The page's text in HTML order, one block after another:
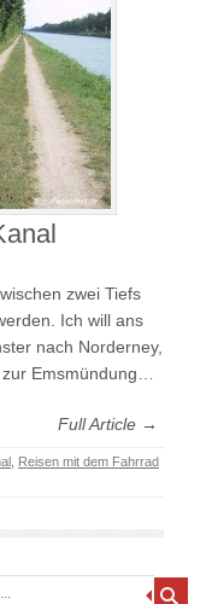
zwei Tiefs
Ich will ans
nach Norderney,
Emsmündung…
Full Article →
Reisen mit dem Fahrrad